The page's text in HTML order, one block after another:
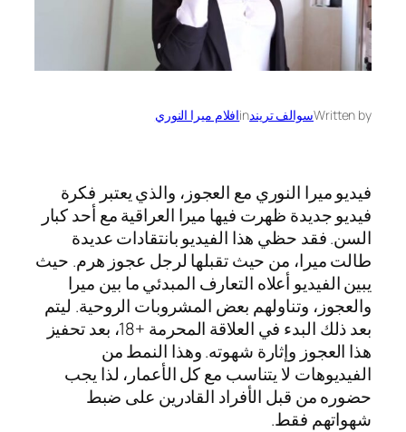
Written byسوالف تريندinافلام ميرا النوري
فيديو ميرا النوري مع العجوز، والذي يعتبر فكرة
فيديو جديدة ظهرت فيها ميرا العراقية مع أحد كبار
السن. فقد حظي هذا الفيديو بانتقادات عديدة
طالت ميرا، من حيث تقبلها لرجل عجوز هرم. حيث
يبين الفيديو أعلاه التعارف المبدئي ما بين ميرا
والعجوز، وتناولهم بعض المشروبات الروحية. ليتم
بعد ذلك البدء في العلاقة المحرمة +18، بعد تحفيز
هذا العجوز وإثارة شهوته. وهذا النمط من
الفيديوهات لا يتناسب مع كل الأعمار، لذا يجب
حضوره من قبل الأفراد القادرين على ضبط
شهواتهم فقط.